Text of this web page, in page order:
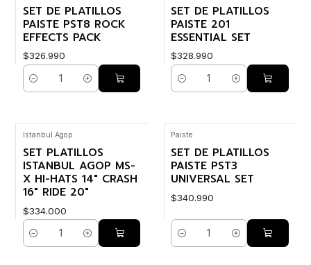
SET DE PLATILLOS
PAISTE PST8 ROCK
EFFECTS PACK
$326.990
Cantidad
SET DE PLATILLOS
PAISTE 201
ESSENTIAL SET
$328.990
Cantidad
Istanbul Agop
SET PLATILLOS
ISTANBUL AGOP MS-
X HI-HATS 14" CRASH
16" RIDE 20"
$334.000
Cantidad
Paiste
SET DE PLATILLOS
PAISTE PST3
UNIVERSAL SET
$340.990
Cantidad